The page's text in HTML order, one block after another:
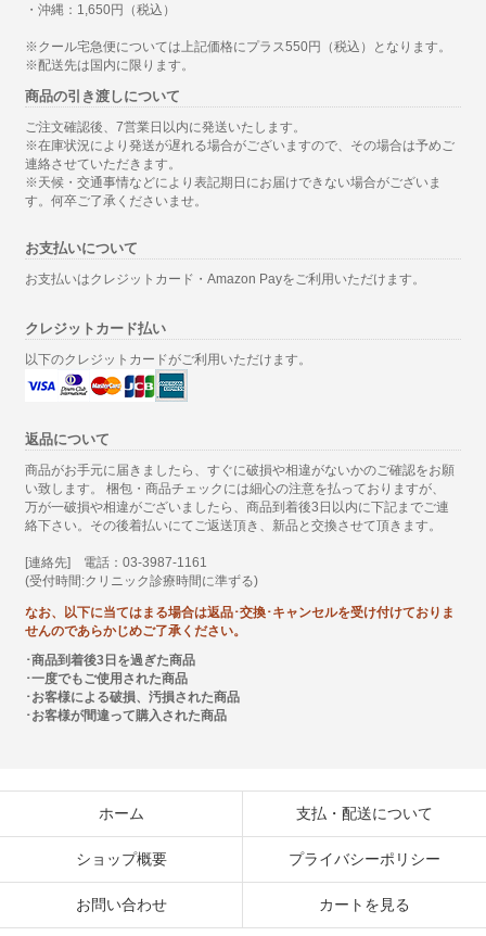
・沖縄：1,650円（税込）
※クール宅急便については上記価格にプラス550円（税込）となります。
※配送先は国内に限ります。
商品の引き渡しについて
ご注文確認後、7営業日以内に発送いたします。
※在庫状況により発送が遅れる場合がございますので、その場合は予めご
連絡させていただきます。
※天候・交通事情などにより表記期日にお届けできない場合がございま
す。何卒ご了承くださいませ。
お支払いについて
お支払いはクレジットカード・Amazon Payをご利用いただけます。
クレジットカード払い
以下のクレジットカードがご利用いただけます。
返品について
商品がお手元に届きましたら、すぐに破損や相違がないかのご確認をお願
い致します。 梱包・商品チェックには細心の注意を払っておりますが、
万が一破損や相違がございましたら、商品到着後3日以内に下記までご連
絡下さい。その後着払いにてご返送頂き、新品と交換させて頂きます。
[連絡先] 電話：03-3987-1161
(受付時間:クリニック診療時間に準ずる)
なお、以下に当てはまる場合は返品･交換･キャンセルを受け付けておりま
せんのであらかじめご了承ください。
･商品到着後3日を過ぎた商品
･一度でもご使用された商品
･お客様による破損、汚損された商品
･お客様が間違って購入された商品
ホーム 支払・配送について
ショップ概要 プライバシーポリシー
お問い合わせ カートを見る